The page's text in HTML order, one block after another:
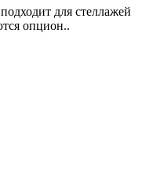
для стеллажей
опцион..